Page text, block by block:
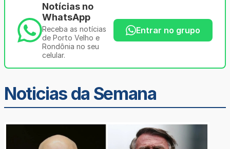
Notícias no
WhatsApp
Receba as notícias
de Porto Velho e
Rondônia no seu
celular.
Entrar no grupo
Noticias da Semana